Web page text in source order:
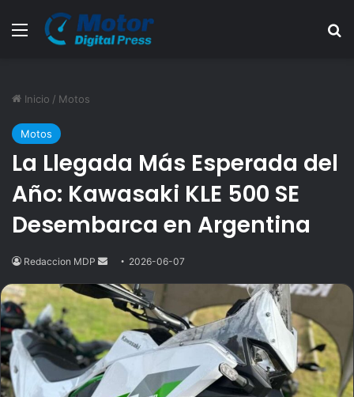
Menú
Inicio / Motos
Motos
La Llegada Más Esperada del
Año: Kawasaki KLE 500 SE
Desembarca en Argentina
Redaccion MDP
Send
email
2026-06-07